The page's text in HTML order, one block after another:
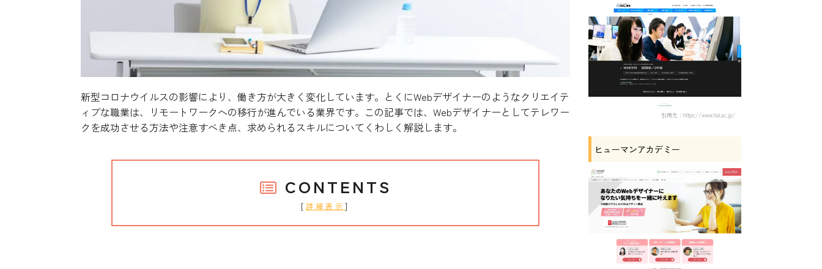
新型コロナウイルスの影響により、働き方が大きく変化しています。とくにWebデザイナーのようなクリエイテ
ィブな職業は、リモートワークへの移行が進んでいる業界です。この記事では、Webデザイナーとしてテレワー
クを成功させる方法や注意すべき点、求められるスキルについてくわしく解説します。
CONTENTS
[ 詳細表示 ]
引用元：https://www.hal.ac.jp/
ヒューマンアカデミー